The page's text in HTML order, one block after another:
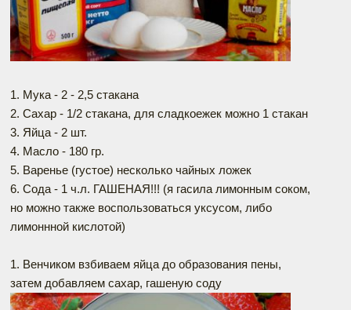
1. Мука - 2 - 2,5 стакана
2. Сахар - 1/2 стакана, для сладкоежек можно 1 стакан
3. Яйца - 2 шт.
4. Масло - 180 гр.
5. Варенье (густое) несколько чайных ложек
6. Сода - 1 ч.л. ГАШЕНАЯ!!! (я гасила лимонным соком,
но можно также воспользоваться уксусом, либо
лимоннной кислотой)
1. Венчиком взбиваем яйца до образования пены,
затем добавляем сахар, гашеную соду